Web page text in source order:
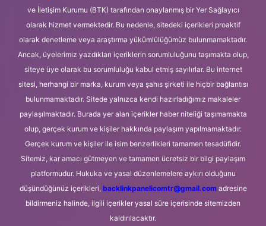
ve İletişim Kurumu (BTK) tarafından onaylanmış bir Yer Sağlayıcı
olarak hizmet vermektedir. Bu nedenle, sitedeki içerikleri proaktif
olarak denetleme veya araştırma yükümlülüğümüz bulunmamaktadır.
Ancak, üyelerimiz yazdıkları içeriklerin sorumluluğunu taşımakta olup,
siteye üye olarak bu sorumluluğu kabul etmiş sayılırlar. Bu internet
sitesi, herhangi bir marka, kurum veya şahıs şirketi ile hiçbir bağlantısı
bulunmamaktadır. Sitede yalnızca kendi hazırladığımız makaleler
paylaşılmaktadır. Burada yer alan içerikler haber niteliği taşımamakta
olup, gerçek kurum ve kişiler hakkında paylaşım yapılmamaktadır.
Gerçek kurum ve kişiler ile isim benzerlikleri tamamen tesadüfidir.
Sitemiz, kar amacı gütmeyen ve tamamen ücretsiz bir bilgi paylaşım
platformudur. Hukuka ve yasal düzenlemelere aykırı olduğunu
düşündüğünüz içerikleri, backlinkpanelicomtr@gmail.comadresine
bildirmeniz halinde, ilgili içerikler yasal süre içerisinde sitemizden
kaldırılacaktır.